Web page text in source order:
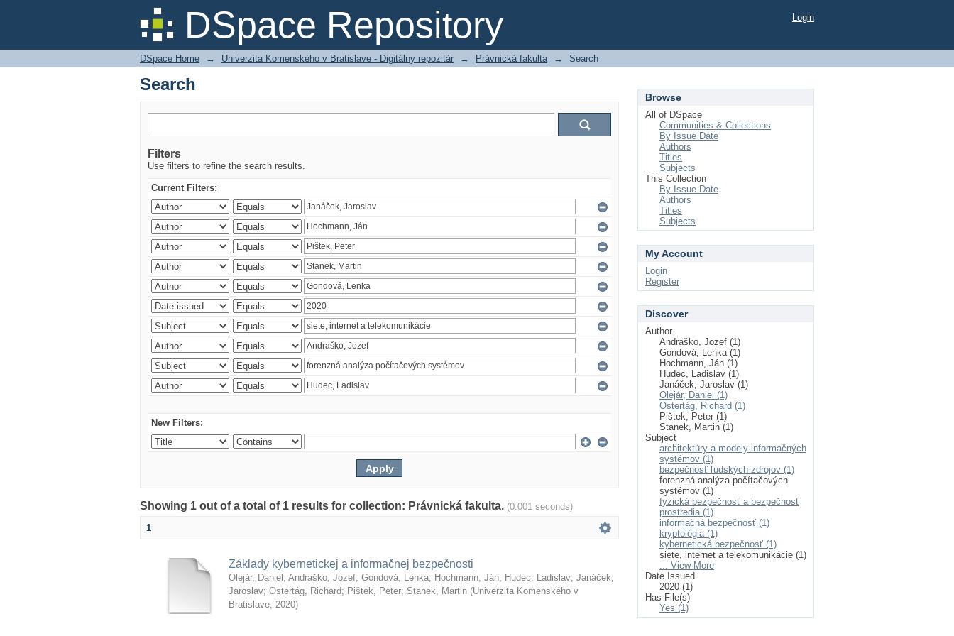
DSpace Repository
Search Login
DSpace Home → Univerzita Komenského v Bratislave - Digitálny repozitár → Právnická fakulta → Search
Search
Filters
Use filters to refine the search results.
Current Filters:
New Filters:
Showing 1 out of a total of 1 results for collection: Právnická fakulta. (0.001 seconds)
1
Základy kybernetickej a informačnej bezpečnosti
Olejár, Daniel ; Andraško, Jozef; Gondová, Lenka; Hochmann, Ján; Hudec, Ladislav; Janáček,
Jaroslav; Ostertág, Richard; Pištek, Peter; Stanek, Martin (Univerzita Komenského v
Bratislave, 2020)
Browse
All of DSpace
Communities & Collections
By Issue Date
Authors
Titles
Subjects
This Collection
By Issue Date
Authors
Titles
Subjects
My Account
Login
Register
Discover
Author
Andraško, Jozef (1)
Gondová, Lenka (1)
Hochmann, Ján (1)
Hudec, Ladislav (1)
Janáček, Jaroslav (1)
Olejár, Daniel (1)
Ostertág, Richard (1)
Pištek, Peter (1)
Stanek, Martin (1)
Subject
architektúry a modely informačných
systémov (1)
bezpečnosť ľudských zdrojov (1)
forenzná analýza počítačových
systémov (1)
fyzická bezpečnosť a bezpečnosť
prostredia (1)
informačná bezpečnosť (1)
kryptológia (1)
kybernetická bezpečnosť (1)
siete, internet a telekomunikácie (1)
... View More
Date Issued
2020 (1)
Has File(s)
Yes (1)